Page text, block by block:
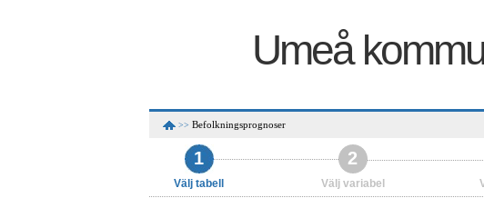
Umeå
>> Befolkningsprognoser
1
Välj tabell
2
Välj variabel